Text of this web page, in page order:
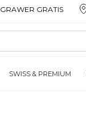
GRAWER GRATIS
SWISS & PREMIUM